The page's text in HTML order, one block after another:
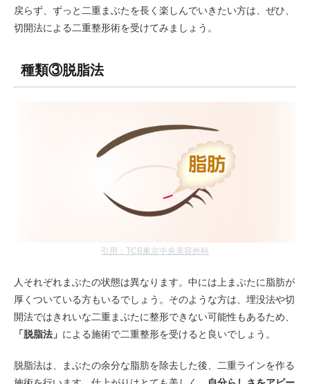
戻らず、ずっと二重まぶたを長く楽しんでいきたい方は、ぜひ、
切開法による二重整形術を受けてみましょう。
種類③脱脂法
引用：TCB東京中央美容外科
人それぞれまぶたの状態は異なります。中には上まぶたに脂肪が
厚くついている方もいるでしょう。そのような方は、埋没法や切
開法ではきれいな二重まぶたに整形できない可能性もあるため、
「脱脂法」 による施術で二重整形を受けると良いでしょう。
脱脂法は、まぶたの余分な脂肪を除去した後、二重ラインを作る